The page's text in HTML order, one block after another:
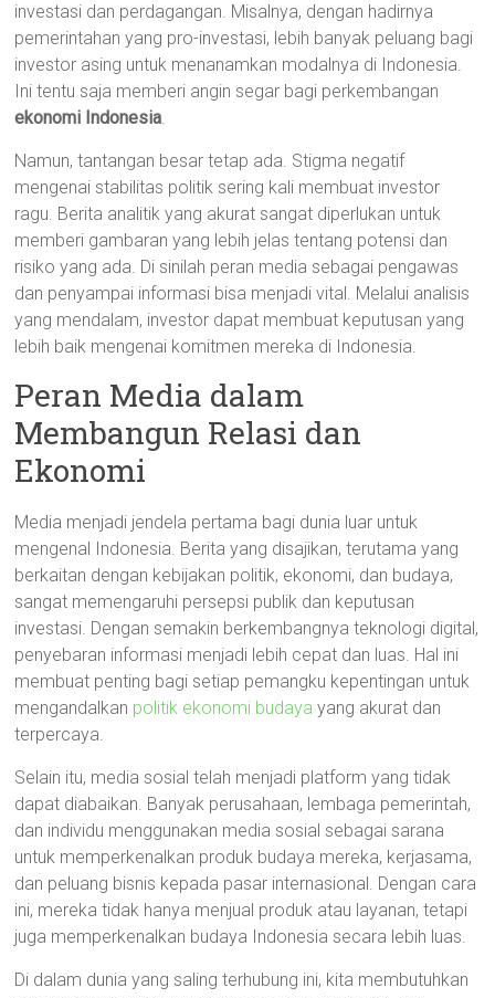
investasi dan perdagangan. Misalnya, dengan hadirnya
pemerintahan yang pro-investasi, lebih banyak peluang bagi
investor asing untuk menanamkan modalnya di Indonesia.
Ini tentu saja memberi angin segar bagi perkembangan
ekonomi Indonesia.
Namun, tantangan besar tetap ada. Stigma negatif
mengenai stabilitas politik sering kali membuat investor
ragu. Berita analitik yang akurat sangat diperlukan untuk
memberi gambaran yang lebih jelas tentang potensi dan
risiko yang ada. Di sinilah peran media sebagai pengawas
dan penyampai informasi bisa menjadi vital. Melalui analisis
yang mendalam, investor dapat membuat keputusan yang
lebih baik mengenai komitmen mereka di Indonesia.
Peran Media dalam
Membangun Relasi dan
Ekonomi
Media menjadi jendela pertama bagi dunia luar untuk
mengenal Indonesia. Berita yang disajikan, terutama yang
berkaitan dengan kebijakan politik, ekonomi, dan budaya,
sangat memengaruhi persepsi publik dan keputusan
investasi. Dengan semakin berkembangnya teknologi digital,
penyebaran informasi menjadi lebih cepat dan luas. Hal ini
membuat penting bagi setiap pemangku kepentingan untuk
mengandalkan politik ekonomi budaya yang akurat dan
terpercaya.
Selain itu, media sosial telah menjadi platform yang tidak
dapat diabaikan. Banyak perusahaan, lembaga pemerintah,
dan individu menggunakan media sosial sebagai sarana
untuk memperkenalkan produk budaya mereka, kerjasama,
dan peluang bisnis kepada pasar internasional. Dengan cara
ini, mereka tidak hanya menjual produk atau layanan, tetapi
juga memperkenalkan budaya Indonesia secara lebih luas.
Di dalam dunia yang saling terhubung ini, kita membutuhkan